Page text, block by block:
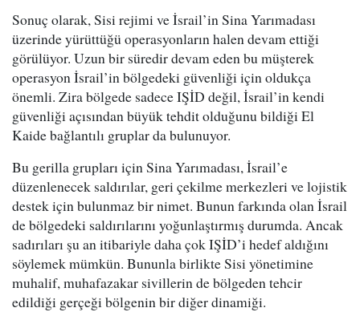
Sonuç olarak, Sisi rejimi ve İsrail’in Sina Yarımadası
üzerinde yürüttüğü operasyonların halen devam ettiği
görülüyor. Uzun bir süredir devam eden bu müşterek
operasyon İsrail’in bölgedeki güvenliği için oldukça
önemli. Zira bölgede sadece IŞİD değil, İsrail’in kendi
güvenliği açısından büyük tehdit olduğunu bildiği El
Kaide bağlantılı gruplar da bulunuyor.
Bu gerilla grupları için Sina Yarımadası, İsrail’e
düzenlenecek saldırılar, geri çekilme merkezleri ve lojistik
destek için bulunmaz bir nimet. Bunun farkında olan İsrail
de bölgedeki saldırılarını yoğunlaştırmış durumda. Ancak
sadırıları şu an itibariyle daha çok IŞİD’i hedef aldığını
söylemek mümkün. Bununla birlikte Sisi yönetimine
muhalif, muhafazakar sivillerin de bölgeden tehcir
edildiği gerçeği bölgenin bir diğer dinamiği.